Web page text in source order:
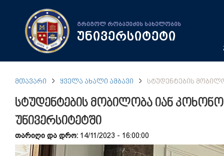
გრიგოლ რობაქიძის სახელობის
უნივერსიტეტი
ᲛᲗᲐᲕᲐᲠᲘ ᲧᲕᲔᲚᲐ ᲐᲮᲐᲚᲘ ᲐᲛᲑᲐᲕᲘ ᲡᲢᲣᲓᲔᲜᲢᲔᲑᲘᲡ
სტუდენტების მობილობა იან
უნივერსიტეტში
თარიღი და დრო: 14/11/2023 - 16:00:00